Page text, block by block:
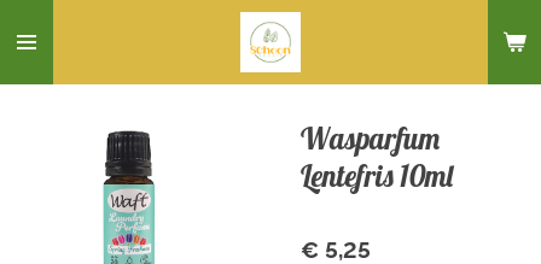
direct
naar
hoofdinhoud
Wasparfum
Lentefris 10ml
€ 5,25